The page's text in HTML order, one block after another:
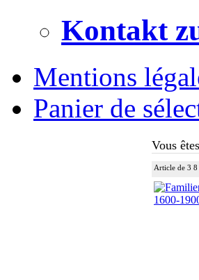
Kontakt
Mentions
Panier de
Vous
Article de 3 8